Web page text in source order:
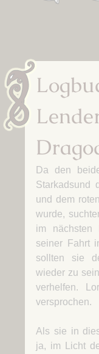
Da den
Starkadsund
und dem
wurde,
im nächsten
seiner Fahrt
sollten sie
wieder zu
verhelfen.
versprochen.
Als sie in
ja, im Licht